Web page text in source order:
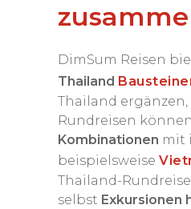
DimSum Reisen
Thailand
Thailand
Rundreisen
Kombinationen mit
beispielsweise
Thailand-
selbst Exkursionen